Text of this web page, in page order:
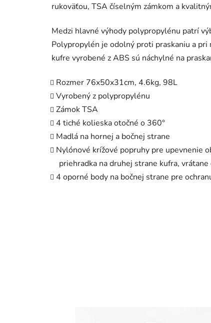
rukoväťou, TSA číselným zámkom a
Medzi hlavné výhody polypropylénu patrí
Polypropylén je odolný proti praskaniu a pri
kufre vyrobené z ABS sú náchylné na
Rozmer 76x50x31cm, 4.6kg, 98L
Vyrobený z polypropylénu
Zámok TSA
4 tiché kolieska otočné o 360°
Madlá na hornej a bočnej strane
Nylónové krížové popruhy pre upevnenie
priehradka na druhej strane kufra,
4 oporné body na bočnej strane pre